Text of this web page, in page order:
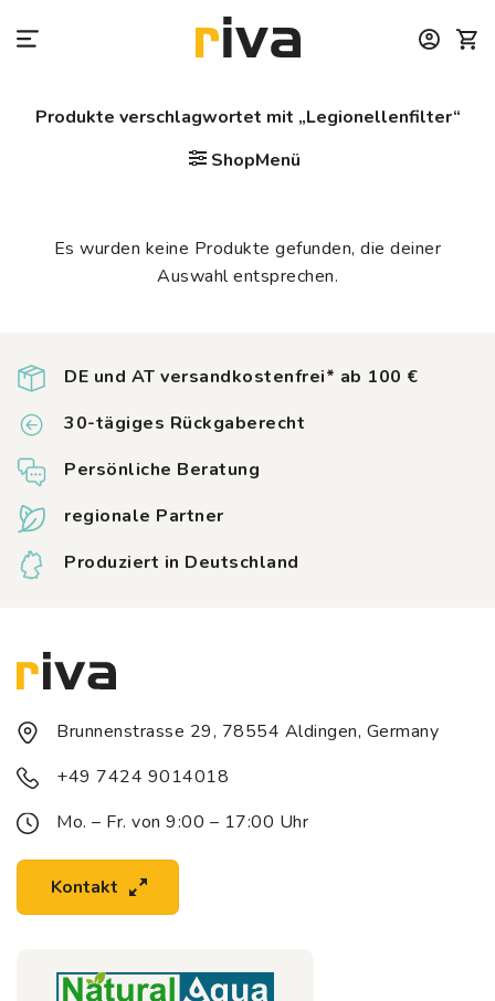
Inhalt
Produkte verschlagwortet mit „Legionellenfilter“
ShopMenü
Es wurden keine Produkte gefunden, die deiner
Auswahl entsprechen.
DE und AT versandkostenfrei* ab 100 €
30-tägiges Rückgaberecht
Persönliche Beratung
regionale Partner
Produziert in Deutschland
Brunnenstrasse 29, 78554 Aldingen, Germany
+49 7424 9014018
Mo. – Fr. von 9:00 – 17:00 Uhr
Kontakt